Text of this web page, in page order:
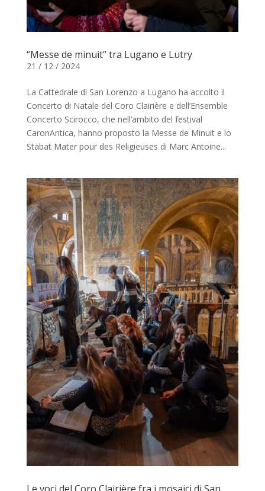
“Messe de minuit” tra Lugano e Lutry
21 / 12 / 2024
La Cattedrale di San Lorenzo a Lugano ha accolto il
Concerto di Natale del Coro Clairière e dell’Ensemble
Concerto Scirocco, che nell’ambito del festival
CaronAntica, hanno proposto la Messe de Minuit e lo
Stabat Mater pour des Religieuses di Marc Antoine...